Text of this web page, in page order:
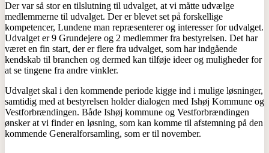
Der var så stor en tilslutning til udvalget, at vi måtte udvælge
medlemmerne til udvalget. Der er blevet set på forskellige
kompetencer, Lundene man repræsenterer og interesser for udvalget.
Udvalget er 9 Grundejere og 2 medlemmer fra bestyrelsen. Det har
været en fin start, der er flere fra udvalget, som har indgående
kendskab til branchen og dermed kan tilføje ideer og muligheder for
at se tingene fra andre vinkler.
Udvalget skal i den kommende periode kigge ind i mulige løsninger,
samtidig med at bestyrelsen holder dialogen med Ishøj Kommune og
Vestforbrændingen. Både Ishøj kommune og Vestforbrændingen
ønsker at vi finder en løsning, som kan komme til afstemning på den
kommende Generalforsamling, som er til november.